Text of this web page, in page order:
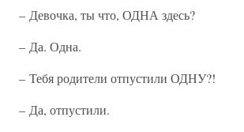
– Девочка, ты что, ОДНА здесь?
– Да. Одна.
– Тебя родители отпустили ОДНУ?!
– Да, отпустили.